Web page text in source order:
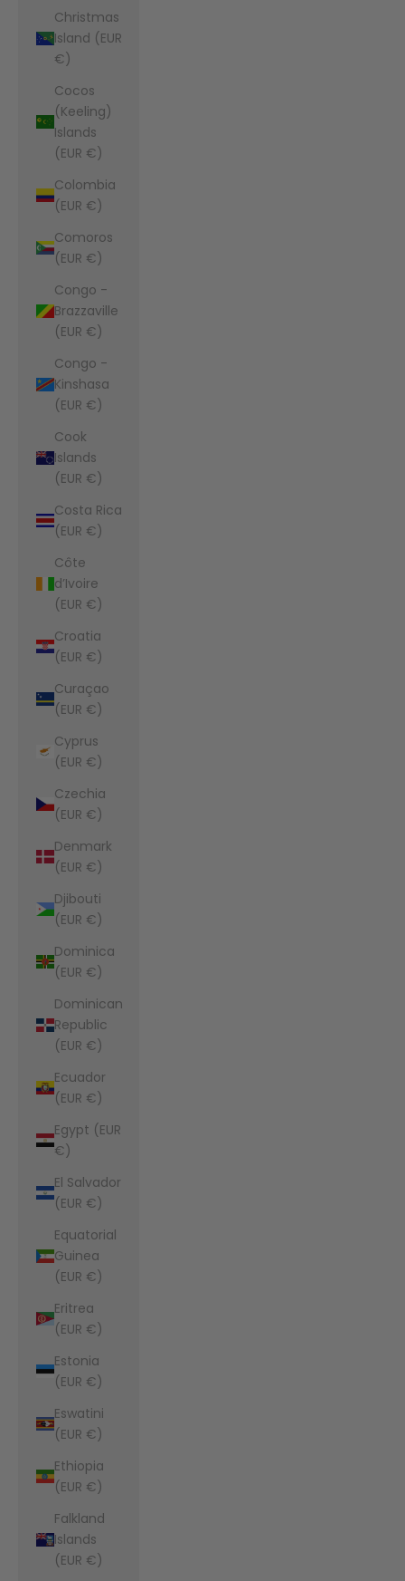
Christmas
Island (EUR
€)
Cocos
(Keeling)
Islands
(EUR €)
Colombia
(EUR €)
Comoros
(EUR €)
Congo -
Brazzaville
(EUR €)
Congo -
Kinshasa
(EUR €)
Cook
Islands
(EUR €)
Costa Rica
(EUR €)
Côte
d’Ivoire
(EUR €)
Croatia
(EUR €)
Curaçao
(EUR €)
Cyprus
(EUR €)
Czechia
(EUR €)
Denmark
(EUR €)
Djibouti
(EUR €)
Dominica
(EUR €)
Dominican
Republic
(EUR €)
Ecuador
(EUR €)
Egypt (EUR
€)
El Salvador
(EUR €)
Equatorial
Guinea
(EUR €)
Eritrea
(EUR €)
Estonia
(EUR €)
Eswatini
(EUR €)
Ethiopia
(EUR €)
Falkland
Islands
(EUR €)